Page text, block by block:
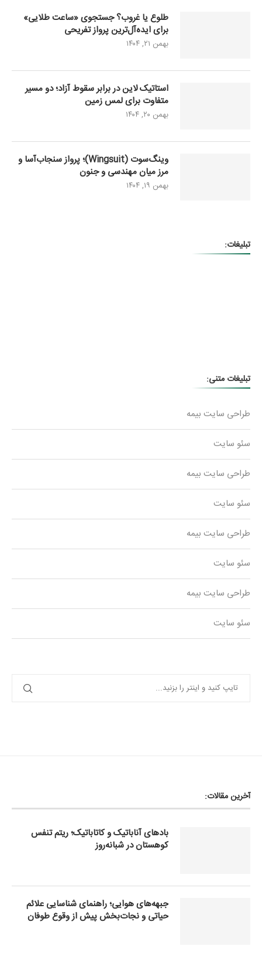
طلوع یا غروب؟ جستجوی «ساعت طلایی»
برای ایده‌آل‌ترین پرواز تفریحی
بهمن ۲۱, ۱۴۰۴
استاتیک لاین در برابر سقوط آزاد؛ دو مسیر
متفاوت برای لمس زمین
بهمن ۲۰, ۱۴۰۴
وینگ‌سوت (Wingsuit)؛ پرواز سنجاب‌آسا و
مرز میان مهندسی و جنون
بهمن ۱۹, ۱۴۰۴
تبلیغات:
تبلیغات متنی:
طراحی سایت بیمه
سئو سایت
طراحی سایت بیمه
سئو سایت
طراحی سایت بیمه
سئو سایت
طراحی سایت بیمه
سئو سایت
آخرین مقالات:
بادهای آناباتیک و کاتاباتیک؛ ریتم تنفس
کوهستان در شبانه‌روز
جبهه‌های هوایی؛ راهنمای شناسایی علائم
حیاتی و نجات‌بخش پیش از وقوع طوفان